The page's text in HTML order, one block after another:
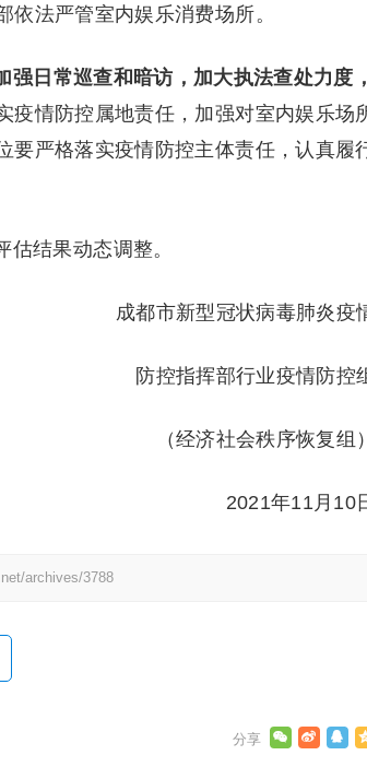
法严管室内娱乐消费场所。
强日常巡查和暗访，加大执法查处力度，
疫情防控属地责任，加强对室内娱乐场
要严格落实疫情防控主体责任，认真履
结果动态调整。
成都市新型冠状病毒肺炎疫
防控指挥部行业疫情防控
（经济社会秩序恢复组）
2021年11月10
archives/3788